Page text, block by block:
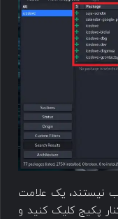
نیستند، یک علامت
پکیج کلیک کنید و